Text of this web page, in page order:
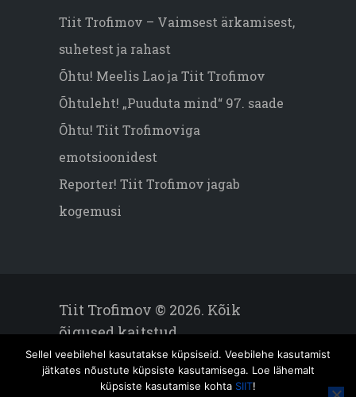
Tiit Trofimov – Vaimsest ärkamisest,
suhetest ja rahast
Õhtu! Meelis Lao ja Tiit Trofimov
Õhtuleht! „Puuduta mind“ 97. saade
Õhtu! Tiit Trofimoviga
emotsioonidest
Reporter! Tiit Trofimov jagab
kogemusi
Tiit Trofimov © 2026. Kõik
õigused kaitstud.
Sellel veebilehel kasutatakse küpsiseid. Veebilehe kasutamist
jätkates nõustute küpsiste kasutamisega. Loe lähemalt
küpsiste kasutamise kohta SIIT!